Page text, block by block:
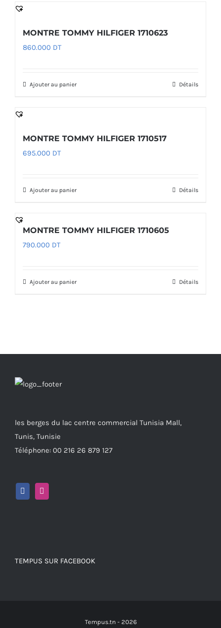
MONTRE TOMMY HILFIGER 1710623
860.000 DT
Ajouter au panier Détails
MONTRE TOMMY HILFIGER 1710517
695.000 DT
Ajouter au panier Détails
MONTRE TOMMY HILFIGER 1710605
790.000 DT
Ajouter au panier Détails
les berges du lac centre commercial Tunisia Mall,
Tunis, Tunisie
Téléphone: 00 216 26 879 127
TEMPUS SUR FACEBOOK
Tempus.tn - 2026